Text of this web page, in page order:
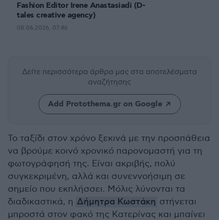
Fashion Editor Irene Anastasiadi (D-
tales creative agency)
08.06.2026, 07:46
Δείτε περισσότερα άρθρα μας στα αποτελέσματα
αναζήτησης
Add Protothema.gr on Google
Το ταξίδι στον χρόνο ξεκινά με την προσπάθεια
να βρούμε κοινό χρονικό παρονομαστή για τη
φωτογράφησή της. Είναι ακριβής, πολύ
συγκεκριμένη, αλλά και συνεννοήσιμη σε
σημείο που εκπλήσσει. Μόλις λύνονται τα
διαδικαστικά, η Δήμητρα Κωστάκη στήνεται
μπροστά στον φακό της Κατερίνας και μπαίνει